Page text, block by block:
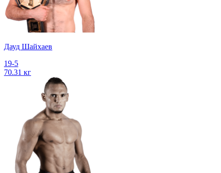
Дауд Шайхаев
19-5
70.31 кг